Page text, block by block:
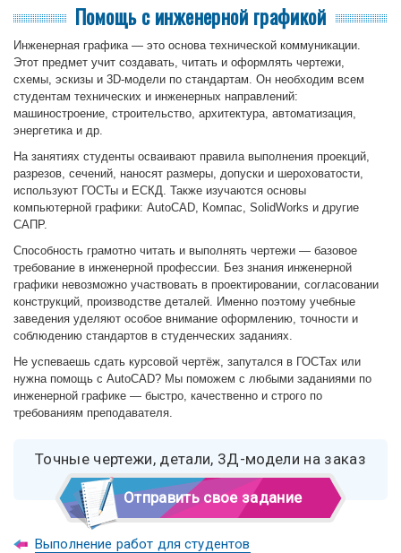
Помощь с инженерной графикой
Инженерная графика — это основа технической коммуникации.
Этот предмет учит создавать, читать и оформлять чертежи,
схемы, эскизы и 3D-модели по стандартам. Он необходим всем
студентам технических и инженерных направлений:
машиностроение, строительство, архитектура, автоматизация,
энергетика и др.
На занятиях студенты осваивают правила выполнения проекций,
разрезов, сечений, наносят размеры, допуски и шероховатости,
используют ГОСТы и ЕСКД. Также изучаются основы
компьютерной графики: AutoCAD, Компас, SolidWorks и другие
САПР.
Способность грамотно читать и выполнять чертежи — базовое
требование в инженерной профессии. Без знания инженерной
графики невозможно участвовать в проектировании, согласовании
конструкций, производстве деталей. Именно поэтому учебные
заведения уделяют особое внимание оформлению, точности и
соблюдению стандартов в студенческих заданиях.
Не успеваешь сдать курсовой чертёж, запутался в ГОСТах или
нужна помощь с AutoCAD? Мы поможем с любыми заданиями по
инженерной графике — быстро, качественно и строго по
требованиям преподавателя.
Точные чертежи, детали, 3Д-модели на заказ
Отправить свое задание
Выполнение работ для студентов